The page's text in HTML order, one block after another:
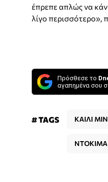
έπρεπε απλώς να
λίγο περισσότερο»,
Πρόσθεσε το
αγαπημένα σου
# TAGS ΚΑΙΛΙ